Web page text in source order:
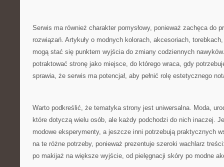
Serwis ma również charakter pomysłowy, ponieważ zachęca do
rozwiązań. Artykuły o modnych kolorach, akcesoriach,
mogą stać się punktem wyjścia do zmiany codziennych
potraktować stronę jako miejsce, do którego wraca, gdy
sprawia, że serwis ma potencjał, aby pełnić rolę estetycznego
Warto podkreślić, że tematyka strony jest uniwersalna. Moda,
które dotyczą wielu osób, ale każdy podchodzi do nich inaczej.
modowe eksperymenty, a jeszcze inni potrzebują praktycznych
na te różne potrzeby, ponieważ prezentuje szeroki wachlarz
po makijaż na większe wyjście, od pielęgnacji skóry po modne